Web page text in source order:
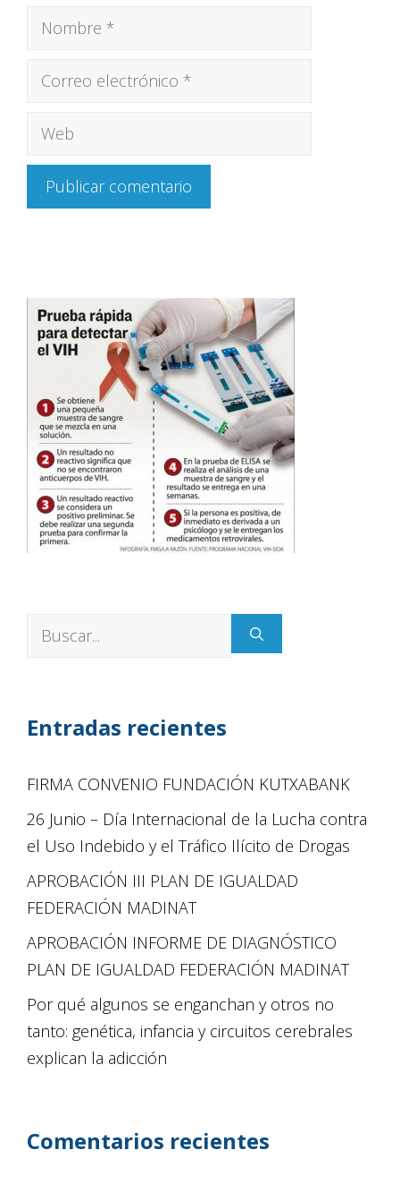
Entradas recientes
FIRMA CONVENIO FUNDACIÓN KUTXABANK
26 Junio – Día Internacional de la Lucha contra
el Uso Indebido y el Tráfico Ilícito de Drogas
APROBACIÓN III PLAN DE IGUALDAD
FEDERACIÓN MADINAT
APROBACIÓN INFORME DE DIAGNÓSTICO
PLAN DE IGUALDAD FEDERACIÓN MADINAT
Por qué algunos se enganchan y otros no
tanto: genética, infancia y circuitos cerebrales
explican la adicción
Comentarios recientes